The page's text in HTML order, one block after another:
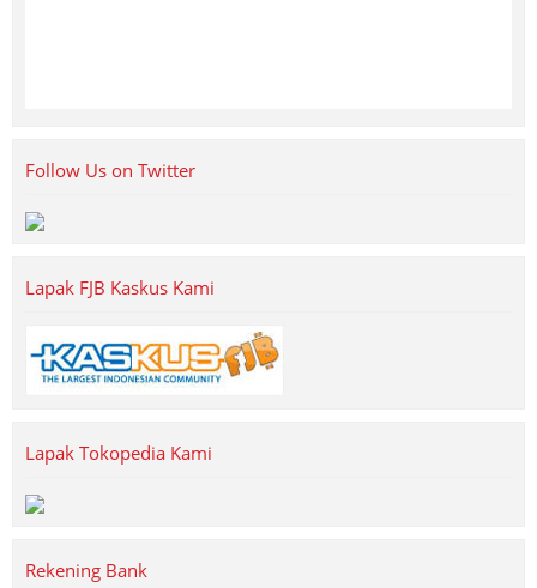
Follow Us on Twitter
Lapak FJB Kaskus Kami
Lapak Tokopedia Kami
Rekening Bank